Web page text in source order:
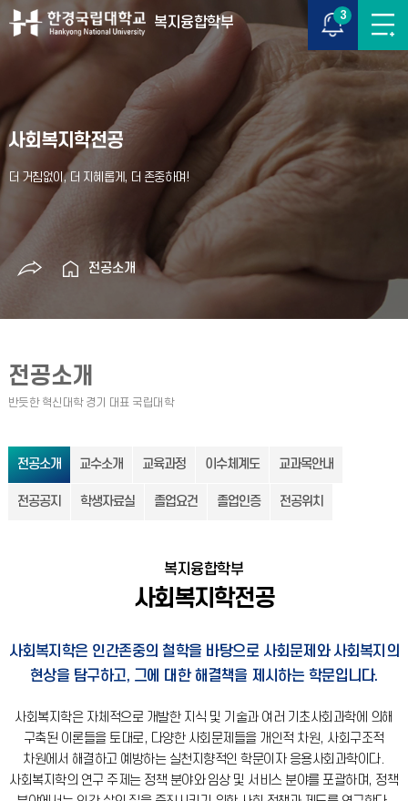
복지융합학부 3
사회복지학전공
전공소개
전공소개
전공소개 교수소개 교육과정 이수체계도 교과목안내
전공공지 학생자료실 졸업요건 졸업인증 전공위치
복지융합학부
사회복지학전공
사회복지학은 인간존중의 철학을 바탕으로 사회문제와 사회복지의
현상을 탐구하고, 그에 대한 해결책을 제시하는 학문입니다.
사회복지학은 자체적으로 개발한 지식 및 기술과 여러 기초사회과학에 의해
구축된 이론들을 토대로, 다양한 사회문제들을 개인적 차원, 사회구조적
차원에서 해결하고 예방하는 실천지향적인 학문이자 응용사회과학이다.
사회복지학의 연구 주제는 정책 분야와 임상 및 서비스 분야를 포괄하며, 정책